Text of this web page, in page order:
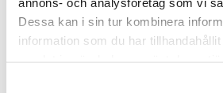
Dessa kan i sin tur kombinera
information som du har
Historisk avkastning är ingen garanti för framtida avkastning.
kan både öka och minska i värde och det är inte säkert att du
oss för eventuella fel i aktie- och fondinformationen som